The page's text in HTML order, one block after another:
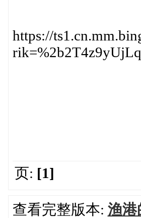
https://
页: [1]
查看完整版本: 渔港